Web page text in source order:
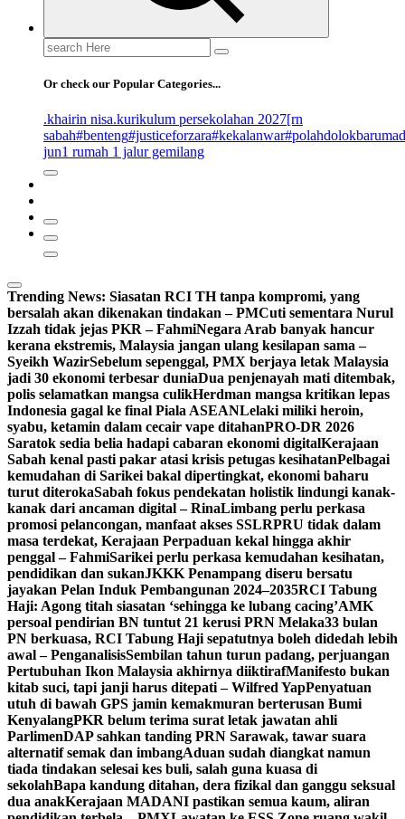
Search
for:
Or check our Popular Categories...
.khairin nisa.kurikulum persekolahan 2027[rn
sabah#benteng#justiceforzara#kekalanwar
jun1 rumah 1 jalur gemilang
Trending News: Siasatan RCI TH tanpa kompromi, yang
bersalah akan dikenakan tindakan – PMCuti sementara Nurul
Izzah tidak jejas PKR – FahmiNegara Arab banyak hancur
kerana ekstremis, Malaysia jangan ulang kesilapan sama –
Syeikh WazirSebelum sepenggal, PMX berjaya letak Malaysia
jadi 30 ekonomi terbesar duniaDua penjenayah mati ditembak,
polis selamatkan mangsa culikHerdman mangsa kritikan lepas
Indonesia gagal ke final Piala ASEANLelaki miliki heroin,
syabu, ketamin dalam cecair vape ditahanPRO-DR 2026
Saratok sedia belia hadapi cabaran ekonomi digitalKerajaan
Sabah kenal pasti pakar atasi krisis petugas kesihatanPelbagai
kemudahan di Sarikei bakal dipertingkat, ekonomi baharu
turut diterokaSabah fokus pendekatan holistik lindungi kanak-
kanak dari ancaman digital – RinaLimbang perlu perkasa
promosi pelancongan, manfaat akses SSLRPRU tidak dalam
masa terdekat, Kerajaan Perpaduan kekal hingga akhir
penggal – FahmiSarikei perlu perkasa kemudahan kesihatan,
pendidikan dan sukanJKKK Penampang diseru bersatu
jayakan Pelan Induk Pembangunan 2024–2035RCI Tabung
Haji: Agong titah siasatan ‘sehingga ke lubang cacing’AMK
persoal pendirian BN tuntut 21 kerusi PRN Melaka33 bulan
PN berkuasa, RCI Tabung Haji sepatutnya boleh didedah lebih
awal – PenganalisisSembilan tahun turun padang, perjuangan
Pertubuhan Ikon Malaysia akhirnya diiktirafManifesto bukan
kitab suci, tapi janji harus ditepati – Wilfred YapPenyatuan
utuh di bawah GPS jamin kemakmuran berterusan Bumi
KenyalangPKR belum terima surat letak jawatan ahli
ParlimenDAP sahkan tanding PRN Sarawak, tawar suara
alternatif semak dan imbangAduan sudah diangkat namun
tiada tindakan selesai kes buli, salah guna kuasa di
sekolahBapa kandung ditahan, dera fizikal dan ganggu seksual
dua anakKerajaan MADANI pastikan semua kaum, aliran